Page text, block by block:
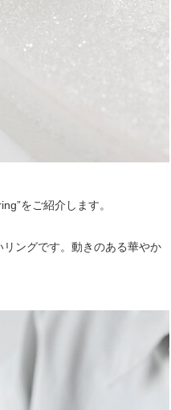
をご紹介します。
ングです。動きのある華やか